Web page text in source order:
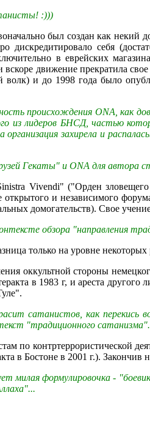
:)))
был создан как
дискредитировало себя
в еврейских
движение прекратила
волк) и до 1998 года было
происхождения ONA, как
из лидеров БНСД, частью
организация захирела и
Гекаты" и ONA для автора
Vivendi" ("Орден зловещего
и независимого
домогательств). Свое
обзора "направления
только на уровне некоторых
оккультной стороны
в 1983 г, и ареста
сатанистов, как
"традиционного сатанизма".
по контртеррористической
в Бостоне в 2001 г.). Закончив
милая формулировочка -